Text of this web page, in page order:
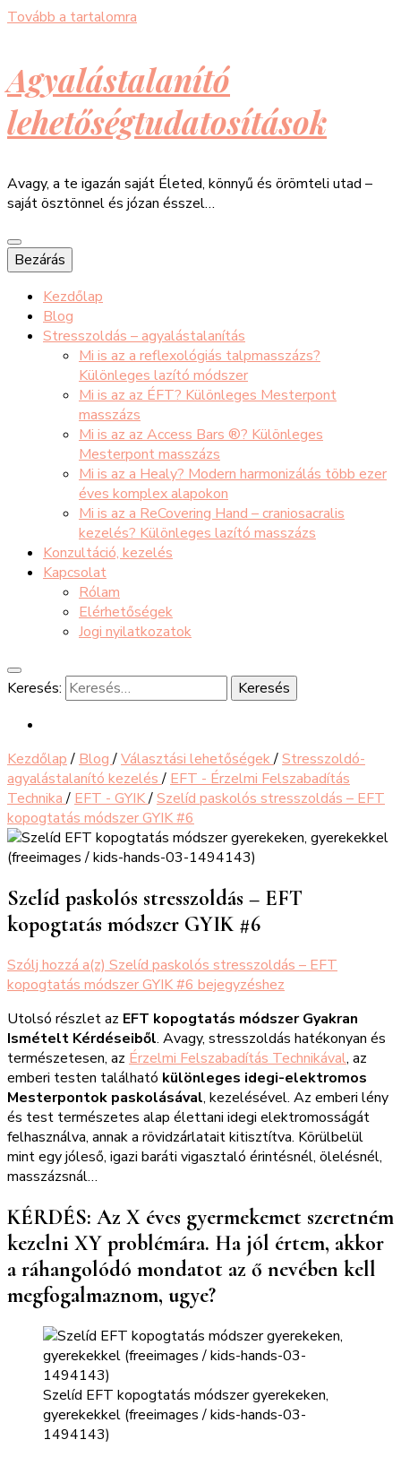
Tovább a tartalomra
Agyalástalanító
lehetőségtudatosítások
Avagy, a te igazán saját Életed, könnyű és örömteli utad –
saját ösztönnel és józan ésszel…
Bezárás
Kezdőlap
Blog
Stresszoldás – agyalástalanítás
Mi is az a reflexológiás talpmasszázs?
Különleges lazító módszer
Mi is az az ÉFT? Különleges Mesterpont
masszázs
Mi is az az Access Bars ®? Különleges
Mesterpont masszázs
Mi is az a Healy? Modern harmonizálás több ezer
éves komplex alapokon
Mi is az a ReCovering Hand – craniosacralis
kezelés? Különleges lazító masszázs
Konzultáció, kezelés
Kapcsolat
Rólam
Elérhetőségek
Jogi nyilatkozatok
Keresés:
Kezdőlap / Blog/Választási lehetőségek/Stresszoldó-
agyalástalanító kezelés/ EFT - Érzelmi Felszabadítás
Technika/ EFT - GYIK/Szelíd paskolós stresszoldás – EFT
kopogtatás módszer GYIK #6
Szelíd paskolós stresszoldás – EFT
kopogtatás módszer GYIK #6
Szólj hozzá a(z) Szelíd paskolós stresszoldás – EFT
kopogtatás módszer GYIK #6 bejegyzéshez
Utolsó részlet az EFT kopogtatás módszer Gyakran
Ismételt Kérdéseiből. Avagy, stresszoldás hatékonyan és
természetesen, az Érzelmi Felszabadítás Technikával, az
emberi testen található különleges idegi-elektromos
Mesterpontok paskolásával, kezelésével. Az emberi lény
és test természetes alap élettani idegi elektromosságát
felhasználva, annak a rövidzárlatait kitisztítva. Körülbelül
mint egy jóleső, igazi baráti vigasztaló érintésnél, ölelésnél,
masszázsnál…
KÉRDÉS: Az X éves gyermekemet szeretném
kezelni XY problémára. Ha jól értem, akkor
a ráhangolódó mondatot az ő nevében kell
megfogalmaznom, ugye?
Szelíd EFT kopogtatás módszer gyerekeken,
gyerekekkel (freeimages / kids-hands-03-
1494143)